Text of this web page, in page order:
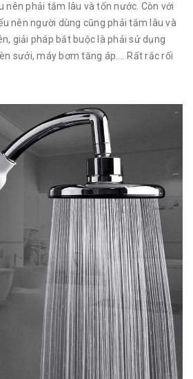
nên phải tắm lâu và tốn nước. Còn với
nên người dùng cũng phải tắm lâu và
giải pháp bắt buộc là phải sử dụng
sưởi, máy bơm tăng áp.... Rất rắc rối